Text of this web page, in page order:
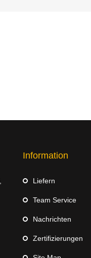
Information
Liefern
Team Service
Nachrichten
Zertifizierungen